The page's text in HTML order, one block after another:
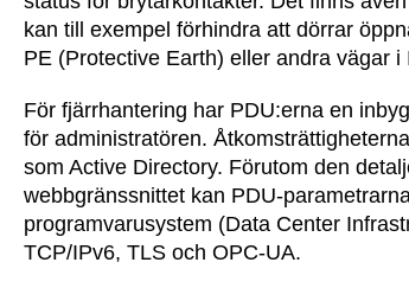
kan till exempel förhindra att dörrar
PE (Protective Earth) eller andra vägar i
För fjärrhantering har PDU:erna en
för administratören.
som Active Directory. Förutom den
webbgränssnittet kan PDU-
programvarusystem (Data Center
TCP/IPv6, TLS och OPC-UA.